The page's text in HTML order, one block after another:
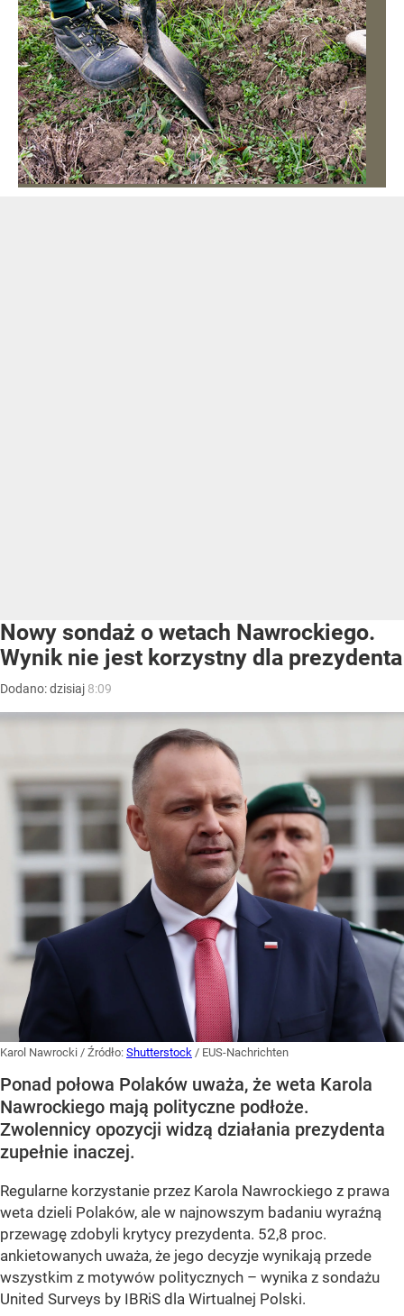
Nowy sondaż o wetach Nawrockiego.
Wynik nie jest korzystny dla prezydenta
Dodano:dzisiaj 8:09
Karol Nawrocki / Źródło: Shutterstock / EUS-Nachrichten
Ponad połowa Polaków uważa, że weta Karola
Nawrockiego mają polityczne podłoże.
Zwolennicy opozycji widzą działania prezydenta
zupełnie inaczej.
Regularne korzystanie przez Karola Nawrockiego z prawa
weta dzieli Polaków, ale w najnowszym badaniu wyraźną
przewagę zdobyli krytycy prezydenta. 52,8 proc.
ankietowanych uważa, że jego decyzje wynikają przede
wszystkim z motywów politycznych – wynika z sondażu
United Surveys by IBRiS dla Wirtualnej Polski.